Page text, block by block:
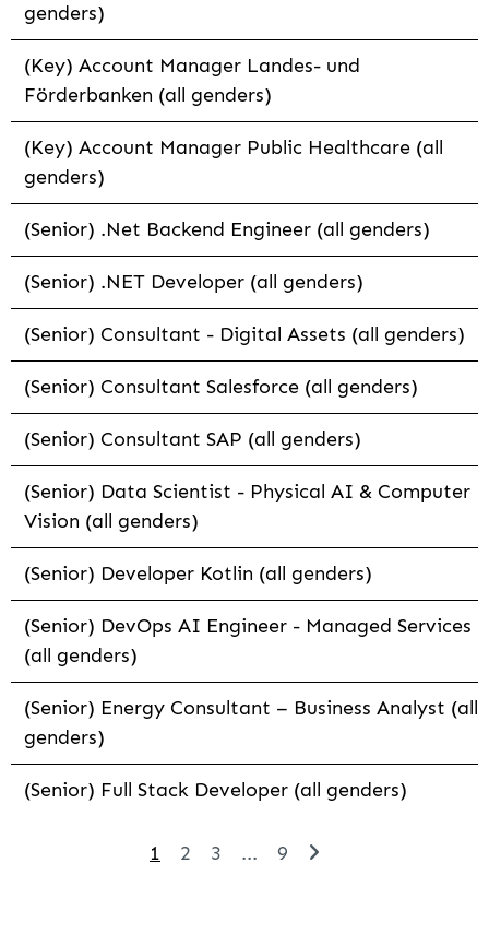
genders)
(Key) Account Manager Landes- und
Förderbanken (all genders)
(Key) Account Manager Public Healthcare (all
genders)
(Senior) .Net Backend Engineer (all genders)
(Senior) .NET Developer (all genders)
(Senior) Consultant - Digital Assets (all genders)
(Senior) Consultant Salesforce (all genders)
(Senior) Consultant SAP (all genders)
(Senior) Data Scientist - Physical AI & Computer
Vision (all genders)
(Senior) Developer Kotlin (all genders)
(Senior) DevOps AI Engineer - Managed Services
(all genders)
(Senior) Energy Consultant – Business Analyst (all
genders)
(Senior) Full Stack Developer (all genders)
1 2 3 ... 9